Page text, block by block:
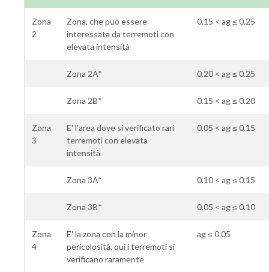
Zona
2
Zona, che può essere
interessata da terremoti con
elevata intensità
0.15 < ag ≤ 0.25
Zona 2A* 0.20 < ag ≤ 0.25
Zona 2B* 0.15 < ag ≤ 0.20
Zona
3
E' l'area dove si verificato rari
terremoti con elevata
intensità
0.05 < ag ≤ 0.15
Zona 3A* 0.10 < ag ≤ 0.15
Zona 3B* 0.05 < ag ≤ 0.10
Zona
4
E' la zona con la minor
pericolosità, qui i terremoti si
verificano raramente
ag ≤ 0.05